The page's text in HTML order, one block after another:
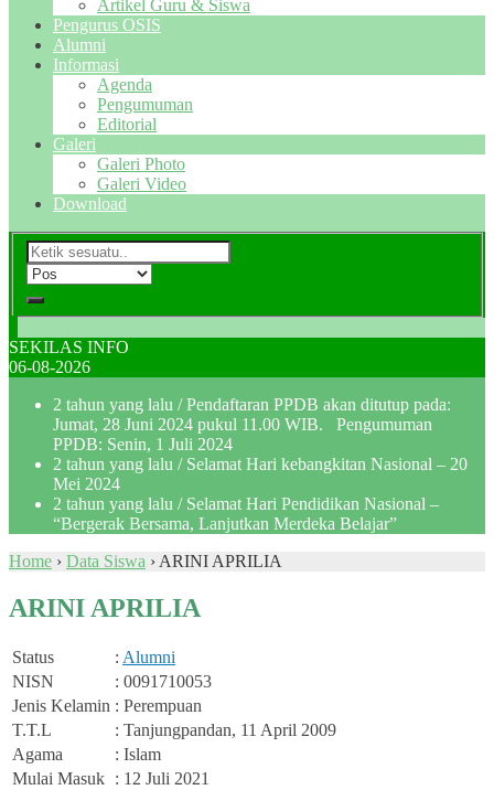
Artikel Guru & Siswa
Pengurus OSIS
Alumni
Informasi
Agenda
Pengumuman
Editorial
Galeri
Galeri Photo
Galeri Video
Download
SEKILAS INFO
06-08-2026
2 tahun yang lalu / Pendaftaran PPDB akan ditutup pada:
Jumat, 28 Juni 2024 pukul 11.00 WIB. Pengumuman
PPDB: Senin, 1 Juli 2024
2 tahun yang lalu / Selamat Hari kebangkitan Nasional – 20
Mei 2024
2 tahun yang lalu / Selamat Hari Pendidikan Nasional –
“Bergerak Bersama, Lanjutkan Merdeka Belajar”
Home › Data Siswa › ARINI APRILIA
ARINI APRILIA
Status : Alumni
NISN
: 0091710053
Jenis Kelamin : Perempuan
T.T.L
: Tanjungpandan, 11 April 2009
Agama
: Islam
Mulai Masuk : 12 Juli 2021